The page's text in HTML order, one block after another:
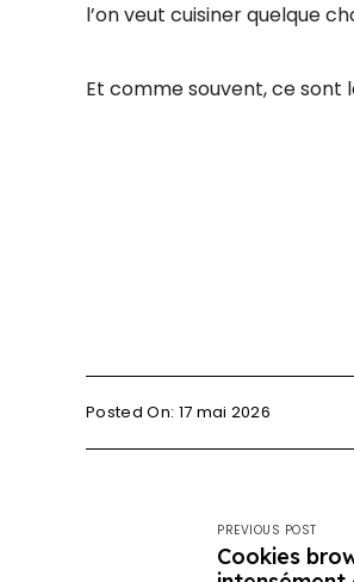
l’on veut cuisiner quelque
Et comme souvent, ce sont
Posted On: 17 mai 2026
PREVIOUS POST
Cookies